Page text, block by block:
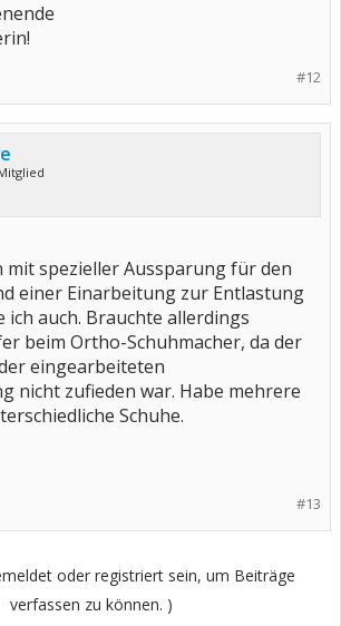
#12
mit spezieller Aussparung für den
einer Einarbeitung zur Entlastung
ich auch. Brauchte allerdings
beim Ortho-Schuhmacher, da der
eingearbeiteten
nicht zufieden war. Habe mehrere
Schuhe.
#13
oder registriert sein, um Beiträge
verfassen zu können. )